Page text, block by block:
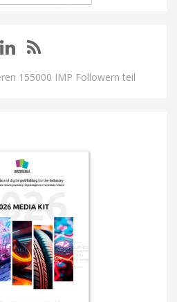
155000 IMP Followern teil